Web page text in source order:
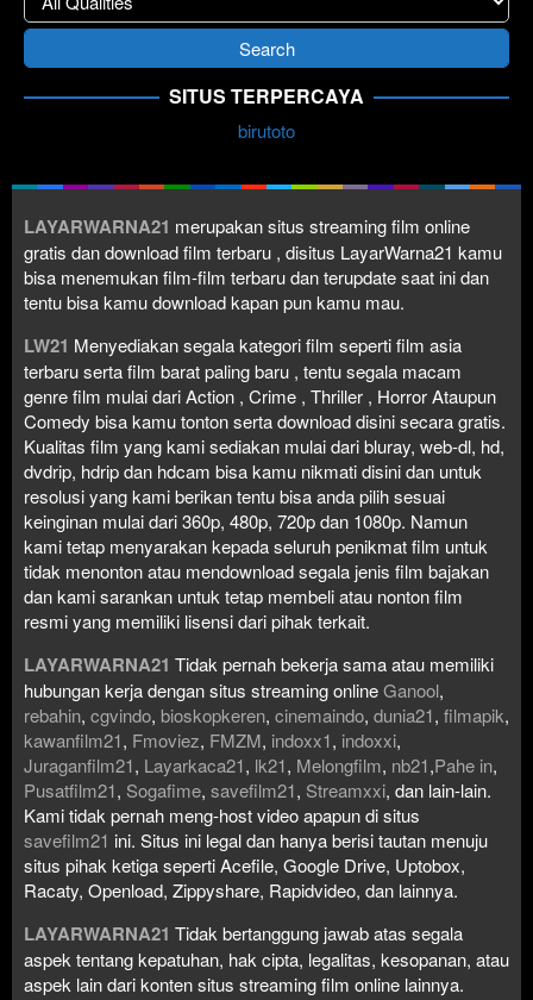
SITUS TERPERCAYA
birutoto
LAYARWARNA21 merupakan situs streaming film online
gratis dan download film terbaru , disitus LayarWarna21 kamu
bisa menemukan film-film terbaru dan terupdate saat ini dan
tentu bisa kamu download kapan pun kamu mau.
LW21 Menyediakan segala kategori film seperti film asia
terbaru serta film barat paling baru , tentu segala macam
genre film mulai dari Action , Crime , Thriller , Horror Ataupun
Comedy bisa kamu tonton serta download disini secara gratis.
Kualitas film yang kami sediakan mulai dari bluray, web-dl, hd,
dvdrip, hdrip dan hdcam bisa kamu nikmati disini dan untuk
resolusi yang kami berikan tentu bisa anda pilih sesuai
keinginan mulai dari 360p, 480p, 720p dan 1080p. Namun
kami tetap menyarakan kepada seluruh penikmat film untuk
tidak menonton atau mendownload segala jenis film bajakan
dan kami sarankan untuk tetap membeli atau nonton film
resmi yang memiliki lisensi dari pihak terkait.
LAYARWARNA21 Tidak pernah bekerja sama atau memiliki
hubungan kerja dengan situs streaming onlineGanool,
rebahin, cgvindo, bioskopkeren, cinemaindo, dunia21, filmapik,
kawanfilm21, Fmoviez, FMZM, indoxx1, indoxxi,
Juraganfilm21, Layarkaca21, lk21, Melongfilm, nb21,Pahe in,
Pusatfilm21, Sogafime, savefilm21, Streamxxi, dan lain-lain.
Kami tidak pernah meng-host video apapun di situs
savefilm21 ini. Situs ini legal dan hanya berisi tautan menuju
situs pihak ketiga seperti Acefile, Google Drive, Uptobox,
Racaty, Openload, Zippyshare, Rapidvideo, dan lainnya.
LAYARWARNA21 Tidak bertanggung jawab atas segala
aspek tentang kepatuhan, hak cipta, legalitas, kesopanan, atau
aspek lain dari konten situs streaming film online lainnya.